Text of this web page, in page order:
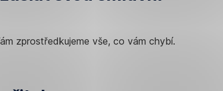
zprostředkujeme vše, co vám chybí.